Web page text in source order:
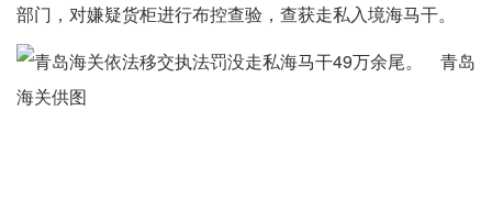
部门，对嫌疑货柜进行布控查验，查获走私入境海马干。